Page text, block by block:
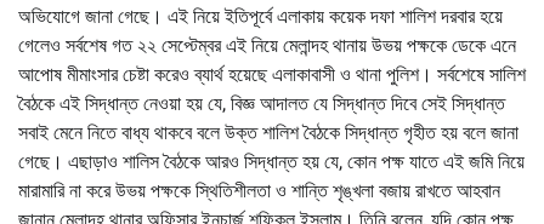
অভিযোগে জানা গেছে। এই নিয়ে ইতিপূর্বে এলাকায় কয়েক দফা শালিশ দরবার হয়ে
গেলেও সর্বশেষ গত ২২ সেপ্টেম্বর এই নিয়ে মেলান্দহ থানায় উভয় পক্ষকে ডেকে এনে
আপোষ মীমাংসার চেষ্টা করেও ব্যার্থ হয়েছে এলাকাবাসী ও থানা পুলিশ। সর্বশেষে সালিশ
বৈঠকে এই সিদ্ধান্ত নেওয়া হয় যে, বিজ্ঞ আদালত যে সিদ্ধান্ত দিবে সেই সিদ্ধান্ত
সবাই মেনে নিতে বাধ্য থাকবে বলে উক্ত শালিশ বৈঠকে সিদ্ধান্ত গৃহীত হয় বলে জানা
গেছে। এছাড়াও শালিস বৈঠকে আরও সিদ্ধান্ত হয় যে, কোন পক্ষ যাতে এই জমি নিয়ে
মারামারি না করে উভয় পক্ষকে স্থিতিশীলতা ও শান্তি শৃঙ্খলা বজায় রাখতে আহবান